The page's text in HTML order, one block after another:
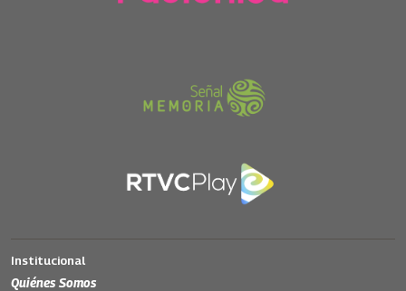
Institucional
Quiénes Somos